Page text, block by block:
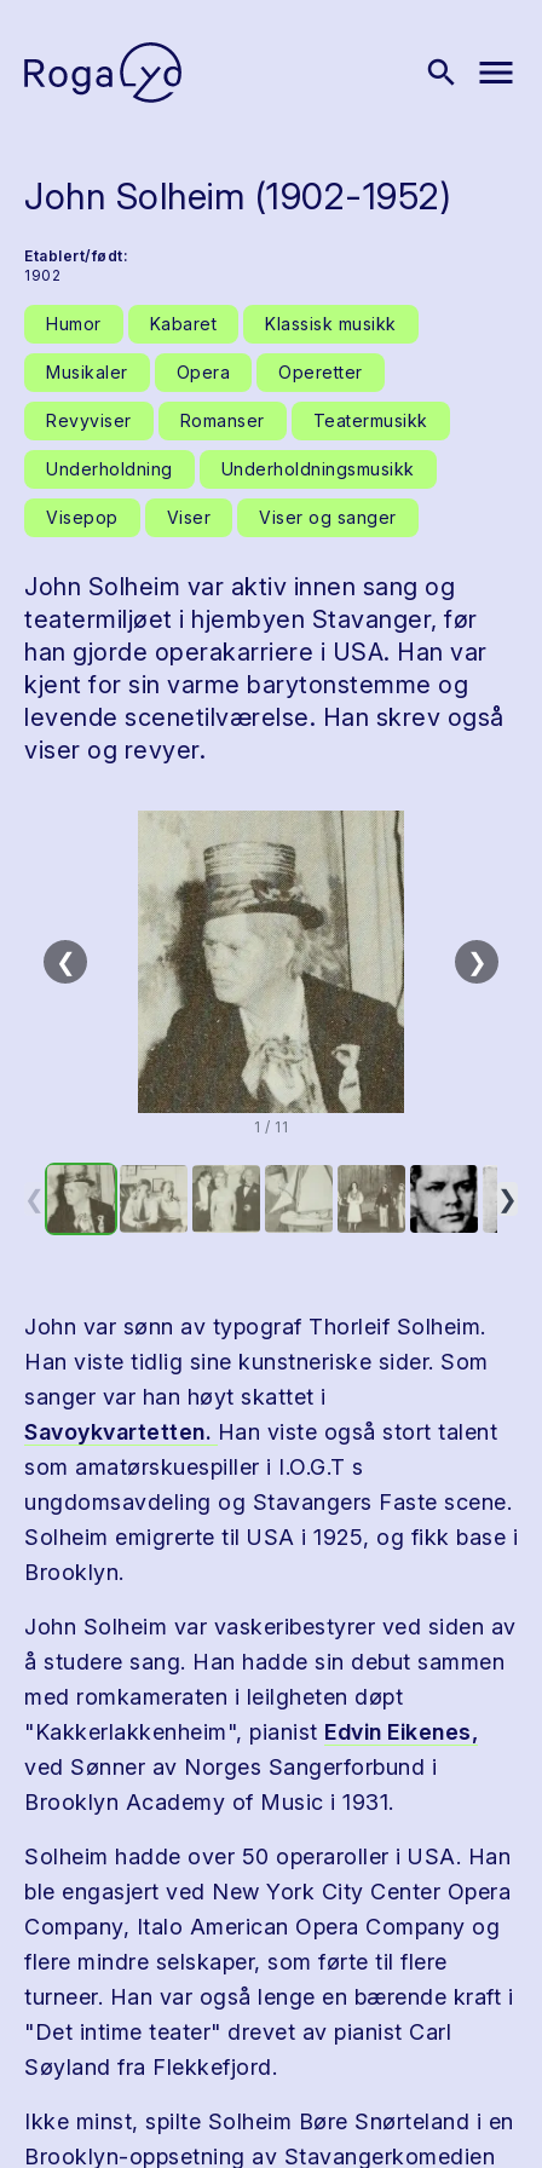
search menu
John Solheim (1902-1952)
Etablert/født:
1902
Humor Kabaret Klassisk musikk
Musikaler Opera Operetter
Revyviser Romanser Teatermusikk
Underholdning Underholdningsmusikk
Visepop Viser Viser og sanger
John Solheim var aktiv innen sang og
teatermiljøet i hjembyen Stavanger, før
han gjorde operakarriere i USA. Han var
kjent for sin varme barytonstemme og
levende scenetilværelse. Han skrev også
viser og revyer.
❮ ❯
1 / 11
❮ ❯
John var sønn av typograf Thorleif Solheim.
Han viste tidlig sine kunstneriske sider. Som
sanger var han høyt skattet i
Savoykvartetten. Han viste også stort talent
som amatørskuespiller i I.O.G.T s
ungdomsavdeling og Stavangers Faste scene.
Solheim emigrerte til USA i 1925, og fikk base i
Brooklyn.
John Solheim var vaskeribestyrer ved siden av
å studere sang. Han hadde sin debut sammen
med romkameraten i leilgheten døpt
"Kakkerlakkenheim", pianist Edvin Eikenes,
ved Sønner av Norges Sangerforbund i
Brooklyn Academy of Music i 1931.
Solheim hadde over 50 operaroller i USA. Han
ble engasjert ved New York City Center Opera
Company, Italo American Opera Company og
flere mindre selskaper, som førte til flere
turneer. Han var også lenge en bærende kraft i
"Det intime teater" drevet av pianist Carl
Søyland fra Flekkefjord.
Ikke minst, spilte Solheim Børe Snørteland i en
Brooklyn-oppsetning av Stavangerkomedien